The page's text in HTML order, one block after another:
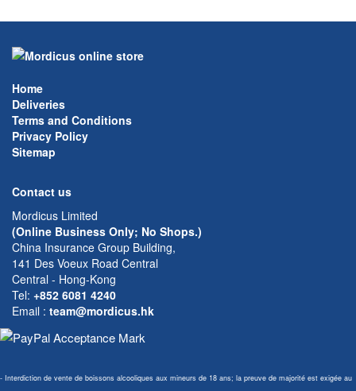
Home
Deliveries
Terms and Conditions
Privacy Policy
Sitemap
Contact us
Mordicus Limited
(Online Business Only; No Shops.)
China Insurance Group Building,
141 Des Voeux Road Central
Central - Hong-Kong
Tel: +852 6081 4240
Email : team@mordicus.hk
- Interdiction de vente de boissons alcooliques aux mineurs de 18 ans; la preuve de majorité est exigée au